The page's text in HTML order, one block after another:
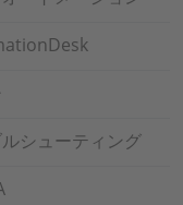
ルシューティング